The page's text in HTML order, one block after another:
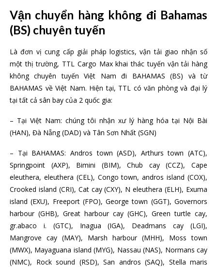
Vận chuyển hàng không đi Bahamas
(BS) chuyên tuyến
Là đơn vị cung cấp giải pháp logistics, vận tải giao nhận số
một thị trường, TTL Cargo Max khai thác tuyến vận tải hàng
không chuyên tuyến Việt Nam đi BAHAMAS (BS) và từ
BAHAMAS về Việt Nam. Hiện tại, TTL có văn phòng và đại lý
tại tất cả sân bay của 2 quốc gia:
– Tại Việt Nam: chúng tôi nhận xư lý hàng hóa tại Nội Bài
(HAN), Đà Nẵng (DAD) và Tân Sơn Nhất (SGN)
– Tại BAHAMAS: Andros town (ASD), Arthurs town (ATC),
Springpoint (AXP), Bimini (BIM), Chub cay (CCZ), Cape
eleuthera, eleuthera (CEL), Congo town, andros island (COX),
Crooked island (CRI), Cat cay (CXY), N eleuthera (ELH), Exuma
island (EXU), Freeport (FPO), George town (GGT), Governors
harbour (GHB), Great harbour cay (GHC), Green turtle cay,
gr.abaco i. (GTC), Inagua (IGA), Deadmans cay (LGI),
Mangrove cay (MAY), Marsh harbour (MHH), Moss town
(MWX), Mayaguana island (MYG), Nassau (NAS), Normans cay
(NMC), Rock sound (RSD), San andros (SAQ), Stella maris